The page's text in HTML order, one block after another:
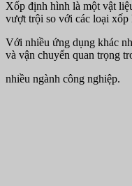
Xốp định hình là một vật
vượt trội so với các loại xốp
Với nhiều ứng dụng khác
và vận chuyển quan trọng
nhiều ngành công nghiệp.